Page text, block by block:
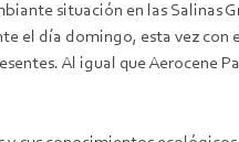
situación en las Salinas
el día domingo, esta vez con
Al igual que Aerocene